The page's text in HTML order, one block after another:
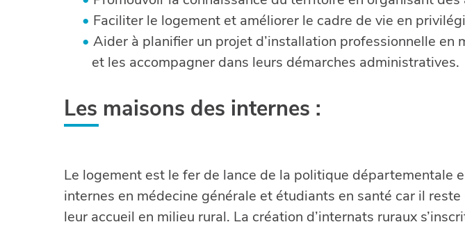
Faciliter le logement et améliorer le cadre de vie en
Aider à planifier un projet d’installation professionnelle
et les accompagner dans leurs démarches administratives.
Les maisons des internes :
Le logement est le fer de lance de la politique départementale
internes en médecine générale et étudiants en santé car il reste
leur accueil en milieu rural. La création d’internats ruraux